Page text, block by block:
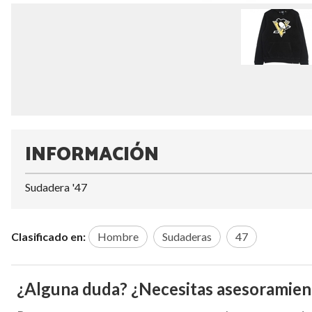
INFORMACIÓN
Sudadera '47
Clasificado en: Hombre Sudaderas 47
¿Alguna duda? ¿Necesitas